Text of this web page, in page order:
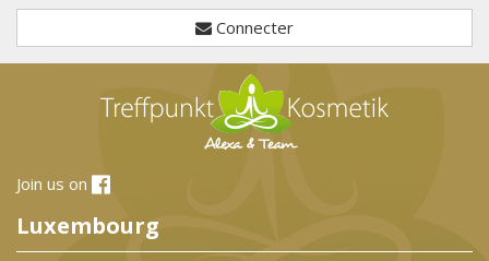
Connecter
Join us on
Luxembourg